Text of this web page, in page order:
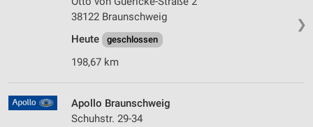
❯
38122 Braunschweig
Heute
geschlossen
198,67 km
Apollo Braunschweig
Schuhstr. 29-34